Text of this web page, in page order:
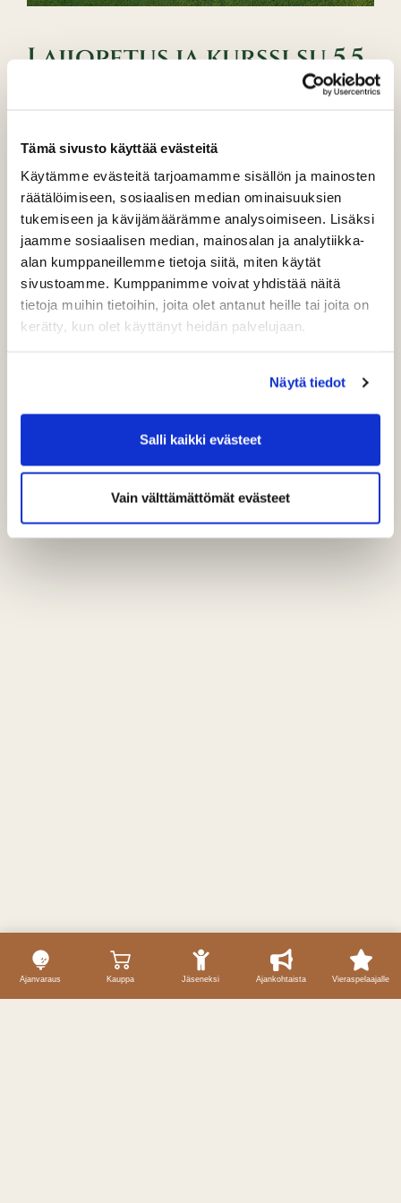
Tämä sivusto käyttää evästeitä
Käytämme evästeitä tarjoamamme sisällön ja mainosten
räätälöimiseen, sosiaalisen median ominaisuuksien
tukemiseen ja kävijämäärämme analysoimiseen. Lisäksi
jaamme sosiaalisen median, mainosalan ja analytiikka-
alan kumppaneillemme tietoja siitä, miten käytät
sivustoamme. Kumppanimme voivat yhdistää näitä
tietoja muihin tietoihin, joita olet antanut heille tai joita on
kerätty, kun olet käyttänyt heidän palvelujaan.
Näytä tiedot
Salli kaikki evästeet
Vain välttämättömät evästeet
Ajanvaraus Kauppa Jäseneksi Ajankohtaista Vieraspelaajalle
Lajiopetus ja kurssi su 5.5
Kausi alkoi taas nopeasti. Vielä muutama päivä sitten oli
pidetään nyt
sunnuntaina 5.5 klo 10-11.30
riittävästi ilmoittautuneita. Opetuksen perään on
card-kurssi klo 12-17. Jotta opetus ja kurssi voidaan
toteuttaa, vaatii se vähintään neljän hengen
osallistumista, joten ilmoittaudu pikaisesti, jos olet
kiinnostunut. Lisätietoa opetuksista ja kursseistatästä
Sunnuntain harjoituksiin ja kurssiin voit ilmoittautua
joko toimistonmeiliin tai puhelimella 040-7317625.
Jatkossa kaikkiin lajiopetuksiin ja kursseihin
TERVETULOA!